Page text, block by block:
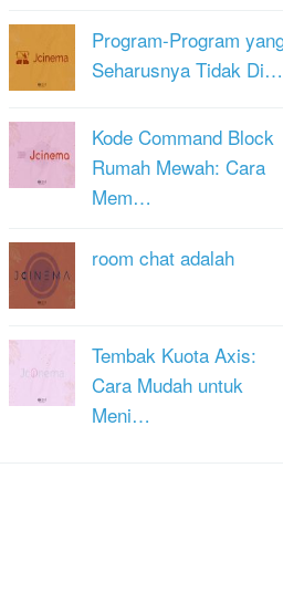
Program-Program
Seharusnya Tidak Di…
Kode Command Block
Rumah Mewah: Cara
Mem…
room chat adalah
Tembak Kuota Axis:
Cara Mudah untuk
Meni…